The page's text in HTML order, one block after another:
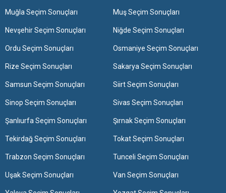
Muğla Seçim Sonuçları Muş Seçim Sonuçları
Nevşehir Seçim Sonuçları Niğde Seçim Sonuçları
Ordu Seçim Sonuçları Osmaniye Seçim Sonuçları
Rize Seçim Sonuçları Sakarya Seçim Sonuçları
Samsun Seçim Sonuçları Siirt Seçim Sonuçları
Sinop Seçim Sonuçları Sivas Seçim Sonuçları
Şanlıurfa Seçim Sonuçları Şırnak Seçim Sonuçları
Tekirdağ Seçim Sonuçları Tokat Seçim Sonuçları
Trabzon Seçim Sonuçları Tunceli Seçim Sonuçları
Uşak Seçim Sonuçları Van Seçim Sonuçları